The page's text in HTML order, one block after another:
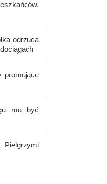
odrzuca
promujące
ma być
Pielgrzymi